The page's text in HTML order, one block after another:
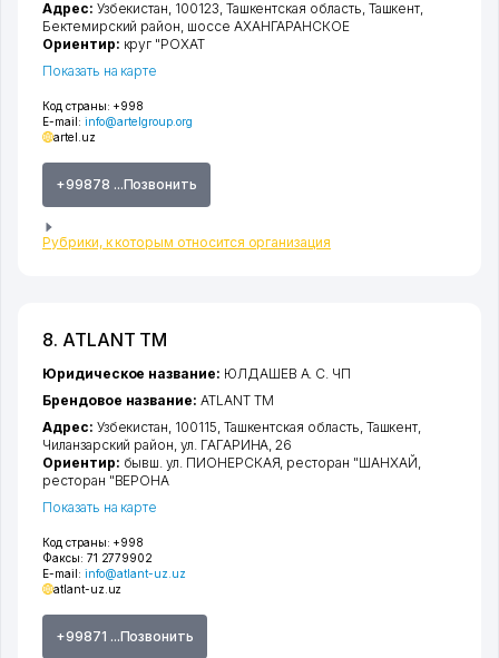
Код страны: +998
E-mail: info@artelgroup.org
artel.uz
+99878 ...Позвонить
Рубрики, к которым относится организация
Адрес: Узбекистан, 100123, Ташкентская область, Ташкент,
Бектемирский район, шоссе АХАНГАРАНСКОЕ
Ориентир: круг "РОХАТ
Показать на карте
8. ATLANT ТМ
Код страны: +998
Факсы: 71 2779902
E-mail: info@atlant-uz.uz
atlant-uz.uz
+99871 ...Позвонить
Юридическое название: ЮЛДАШЕВ А. С. ЧП
Брендовое название: ATLANT ТМ
Адрес: Узбекистан, 100115, Ташкентская область, Ташкент,
Чиланзарский район,ул. ГАГАРИНА, 26
Ориентир: бывш. ул. ПИОНЕРСКАЯ, ресторан "ШАНХАЙ,
ресторан "ВЕРОНА
Показать на карте